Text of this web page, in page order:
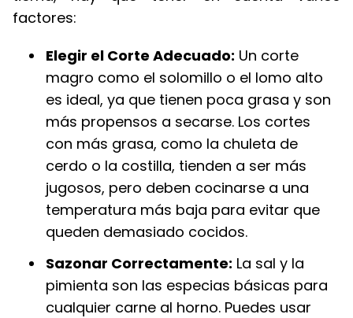
factores:
Elegir el Corte Adecuado: Un corte
magro como el solomillo o el lomo alto
es ideal, ya que tienen poca grasa y son
más propensos a secarse. Los cortes
con más grasa, como la chuleta de
cerdo o la costilla, tienden a ser más
jugosos, pero deben cocinarse a una
temperatura más baja para evitar que
queden demasiado cocidos.
Sazonar Correctamente: La sal y la
pimienta son las especias básicas para
cualquier carne al horno. Puedes usar